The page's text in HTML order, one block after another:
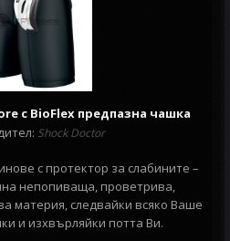
с BioFlex предпазна чашка
Shock Doctor
с протектор за слабините –
непопиваща, проветрива,
материя, следвайки всяко Ваше
и изхвърляйки потта Ви.